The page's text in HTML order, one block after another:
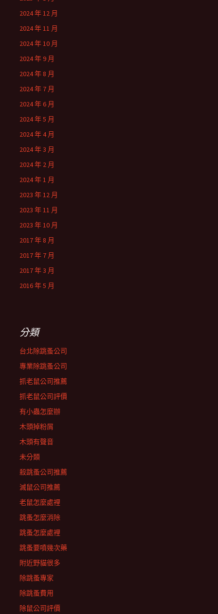
2024 年 12 月
2024 年 11 月
2024 年 10 月
2024 年 9 月
2024 年 8 月
2024 年 7 月
2024 年 6 月
2024 年 5 月
2024 年 4 月
2024 年 3 月
2024 年 2 月
2024 年 1 月
2023 年 12 月
2023 年 11 月
2023 年 10 月
2017 年 8 月
2017 年 7 月
2017 年 3 月
2016 年 5 月
分類
台北除跳蚤公司
專業除跳蚤公司
抓老鼠公司推薦
抓老鼠公司評價
有小蟲怎麼辦
木頭掉粉屑
木頭有聲音
未分類
殺跳蚤公司推薦
滅鼠公司推薦
老鼠怎麼處裡
跳蚤怎麼消除
跳蚤怎麼處裡
跳蚤要噴幾次藥
附近野貓很多
除跳蚤專家
除跳蚤費用
除鼠公司評價